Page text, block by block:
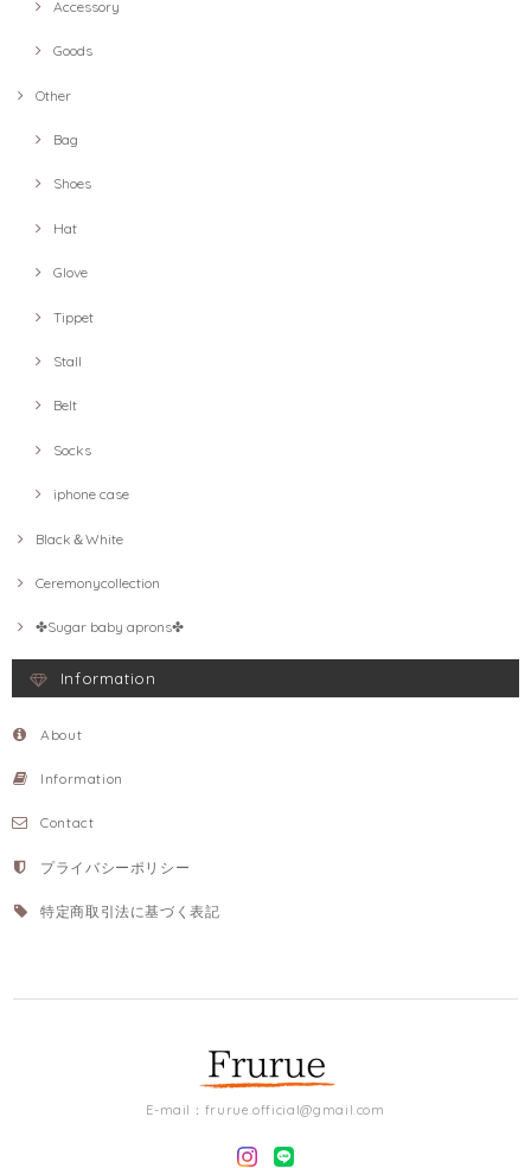
Accessory
Goods
Other
Bag
Shoes
Hat
Glove
Tippet
Stall
Belt
Socks
iphone case
Black＆White
Ceremonycollection
✤Sugar baby aprons✤
Information
About
Information
Contact
プライバシーポリシー
特定商取引法に基づく表記
E-mail： frurue.official@gmail.com